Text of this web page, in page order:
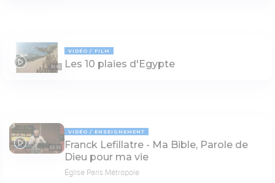
10:42
VIDÉO FILM
Les 10 plaies d'Egypte
53:33
VIDÉO ENSEIGNEMENT
Franck Lefillatre - Ma Bible, Parole de
Dieu pour ma vie
Église Paris Métropole